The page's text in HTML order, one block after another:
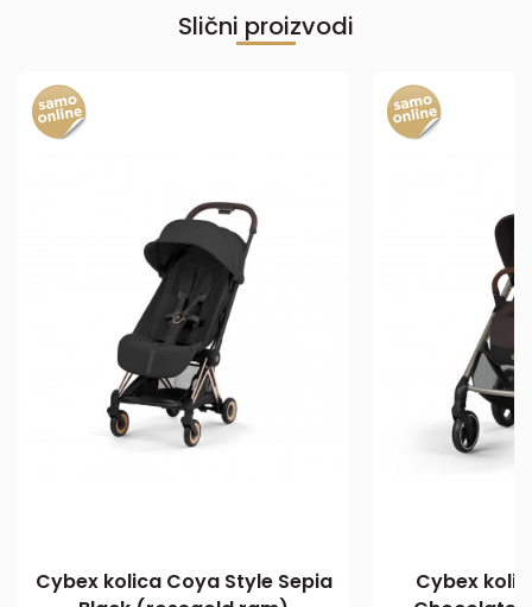
Slični proizvodi
Cybex kolica Coya Style Sepia
Cybex